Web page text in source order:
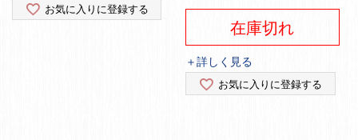
お気に入りに登録する
在庫切れ
＋詳しく見る
お気に入りに登録する